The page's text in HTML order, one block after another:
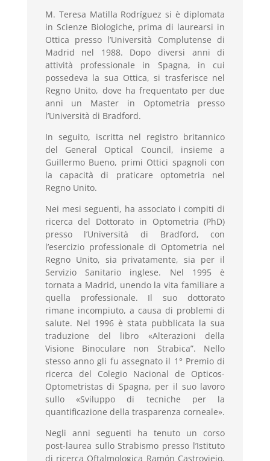
M. Teresa Matilla Rodríguez si è diplomata
in Scienze Biologiche, prima di laurearsi in
Ottica presso l’Università Complutense di
Madrid nel 1988. Dopo diversi anni di
attività professionale in Spagna, in cui
possedeva la sua Ottica, si trasferisce nel
Regno Unito, dove ha frequentato per due
anni un Master in Optometria presso
l’Università di Bradford.
In seguito, iscritta nel registro britannico
del General Optical Council, insieme a
Guillermo Bueno, primi Ottici spagnoli con
la capacità di praticare optometria nel
Regno Unito.
Nei mesi seguenti, ha associato i compiti di
ricerca del Dottorato in Optometria (PhD)
presso l’Università di Bradford, con
l’esercizio professionale di Optometria nel
Regno Unito, sia privatamente, sia per il
Servizio Sanitario inglese. Nel 1995 è
tornata a Madrid, unendo la vita familiare a
quella professionale. Il suo dottorato
rimane incompiuto, a causa di problemi di
salute. Nel 1996 è stata pubblicata la sua
traduzione del libro «Alterazioni della
Visione Binoculare non Strabica”. Nello
stesso anno gli fu assegnato il 1° Premio di
ricerca del Colegio Nacional de Opticos-
Optometristas di Spagna, per il suo lavoro
sullo «Sviluppo di tecniche per la
quantificazione della trasparenza corneale».
Negli anni seguenti ha tenuto un corso
post-laurea sullo Strabismo presso l’Istituto
di ricerca Oftalmologica Ramón Castroviejo,